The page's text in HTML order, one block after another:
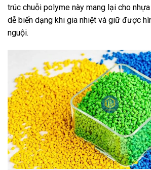
trúc chuỗi polyme này mang lại cho
dễ biến dạng khi gia nhiệt và giữ được
nguội.